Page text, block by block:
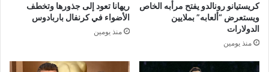
كريستيانو رونالدو يفتح مرأبه الخاص
ويستعرض “ألعابه” بملايين
الدولارات
منذ يومين
ريهانا تعود إلى جذورها وتخطف
الأضواء في كرنفال باربادوس
منذ يومين